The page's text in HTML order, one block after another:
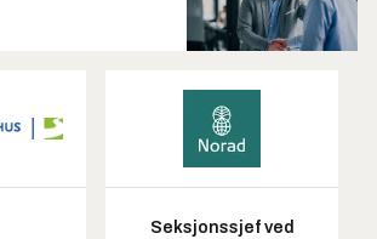
Seksjonssjef ved